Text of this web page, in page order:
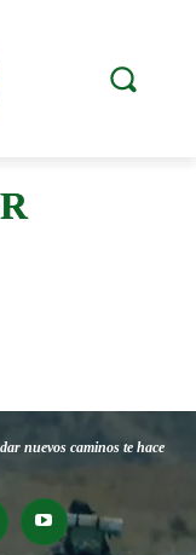
nuevos caminos te hace